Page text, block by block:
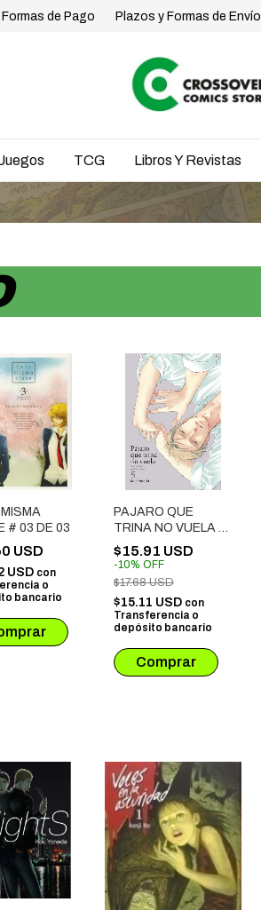
Formas de Pago Plazos y Formas de Envío
TCG Libros Y Revistas
# 03 DE 03
USD
USD con
o
bancario
PAJARO QUE
TRINA NO VUELA #
05
$15.91 USD
-10% OFF
$17.68 USD
$15.11 USD con
Transferencia o
depósito bancario